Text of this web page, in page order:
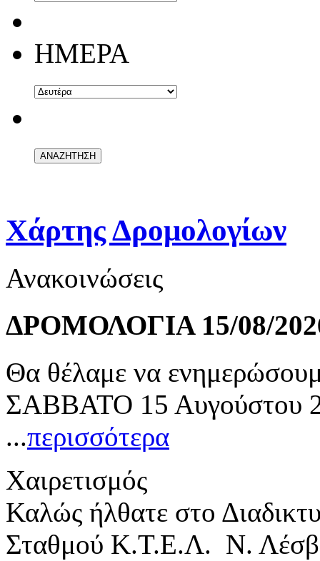
ΗΜΕΡΑ
Χάρτης Δρομολογίων
Ανακοινώσεις
ΔΡΟΜΟΛΟΓΙΑ 15/08/
Θα θέλαμε να
ΣΑΒΒΑΤΟ 15 Αυγούστου
...περισσότερα
Χαιρετισμός
Καλώς ήλθατε στο
Σταθμού Κ.Τ.Ε.Λ. Ν.